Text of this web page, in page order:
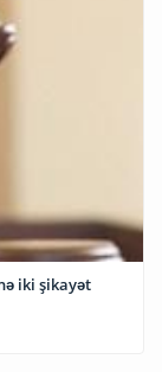
iki şikayət